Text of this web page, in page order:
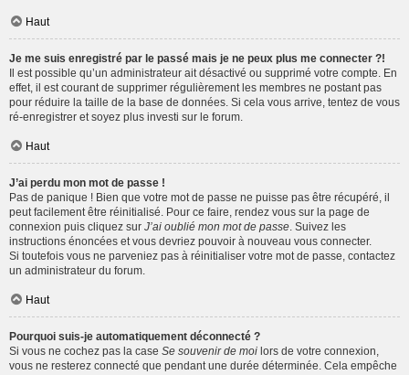
Haut
Je me suis enregistré par le passé mais je ne peux plus me connecter ?!
Il est possible qu’un administrateur ait désactivé ou supprimé votre compte. En
effet, il est courant de supprimer régulièrement les membres ne postant pas
pour réduire la taille de la base de données. Si cela vous arrive, tentez de vous
ré-enregistrer et soyez plus investi sur le forum.
Haut
J’ai perdu mon mot de passe !
Pas de panique ! Bien que votre mot de passe ne puisse pas être récupéré, il
peut facilement être réinitialisé. Pour ce faire, rendez vous sur la page de
connexion puis cliquez sur J’ai oublié mon mot de passe . Suivez les
instructions énoncées et vous devriez pouvoir à nouveau vous connecter.
Si toutefois vous ne parveniez pas à réinitialiser votre mot de passe, contactez
un administrateur du forum.
Haut
Pourquoi suis-je automatiquement déconnecté ?
Si vous ne cochez pas la case Se souvenir de moi lors de votre connexion,
vous ne resterez connecté que pendant une durée déterminée. Cela empêche